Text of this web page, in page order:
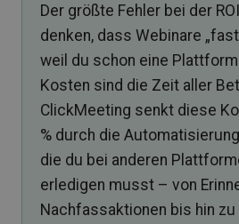
Der größte Fehler bei der
denken, dass Webinare
weil du schon eine
Kosten sind die Zeit aller
ClickMeeting senkt diese
% durch die
die du bei anderen
erledigen musst – von
Nachfassaktionen bis hin zu